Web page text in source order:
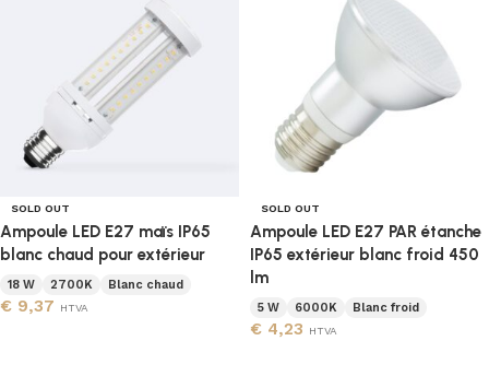
SOLD OUT
Ampoule LED E27 maïs IP65
blanc chaud pour extérieur
18 W 2700K Blanc chaud
€ 9,37 HTVA
SOLD OUT
Ampoule LED E27 PAR étanche
IP65 extérieur blanc froid 450
lm
5 W 6000K Blanc froid
€ 4,23 HTVA